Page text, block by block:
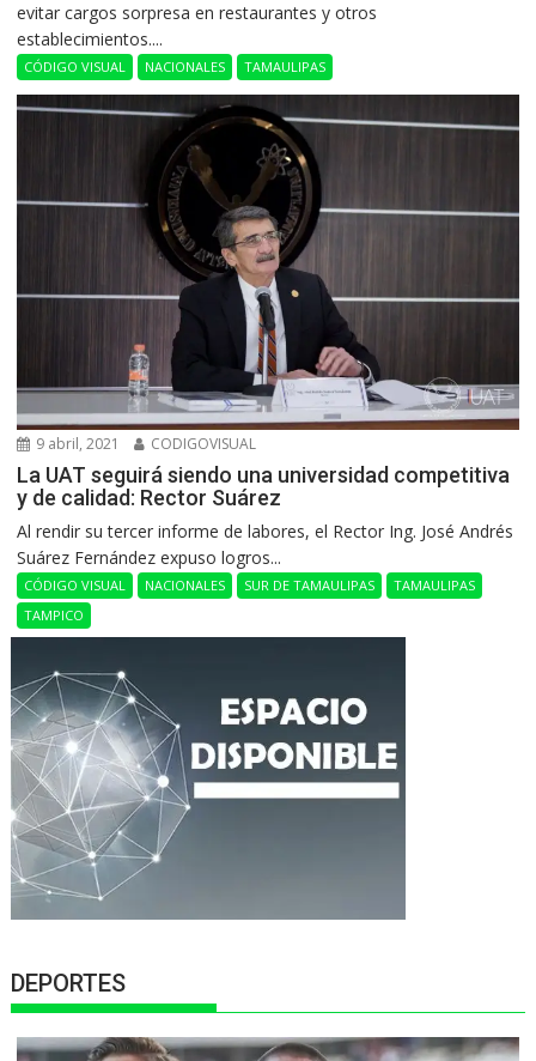
evitar cargos sorpresa en restaurantes y otros
establecimientos....
CÓDIGO VISUAL NACIONALES TAMAULIPAS
9 abril, 2021 CODIGOVISUAL
La UAT seguirá siendo una universidad competitiva
y de calidad: Rector Suárez
Al rendir su tercer informe de labores, el Rector Ing. José Andrés
Suárez Fernández expuso logros...
CÓDIGO VISUAL NACIONALES SUR DE TAMAULIPAS
TAMAULIPAS
TAMPICO
DEPORTES